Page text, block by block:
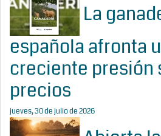
La
española afronta
creciente presión
precios
jueves, 30 de julio de 2026